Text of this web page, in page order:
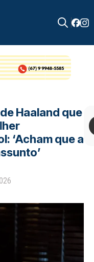
for:
Haaland que
‘Acham que a